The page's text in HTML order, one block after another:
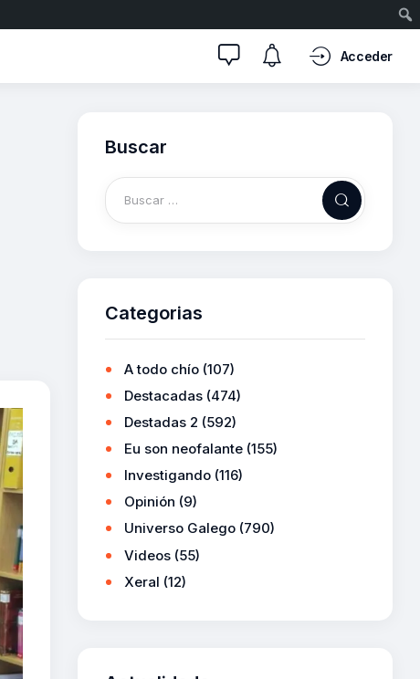
Acceder
Buscar
Categorias
A todo chío (107)
Destacadas (474)
Destadas 2 (592)
Eu son neofalante (155)
Investigando (116)
Opinión (9)
Universo Galego (790)
Videos (55)
Xeral (12)